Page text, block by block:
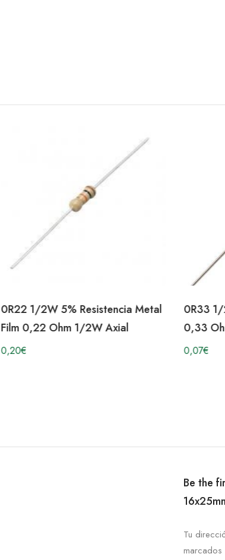
0R22 1/2W 5% Resistencia Metal
Film 0,22 Ohm 1/2W Axial
0,20€
0R33
0,33
0,07€
Be the
Tu
marcados